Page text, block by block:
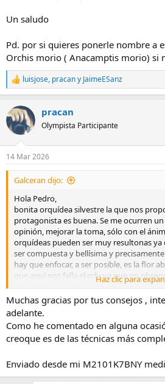
Un saludo
Pd. por si quieres ponerle nombre a
Orchis morio ( Anacamptis morio) si
R
e
c
c
i
e
s
luisjose, pracany JaimeESanz
pracan
Olympista Participante
14 Mar 2026
Galceran dijo:
Hola Pedro,
bonita orquídea silvestre la que nos
protagonista es buena. Se me ocurren
opinión, mejorar la toma, sólo con el
orquídeas pueden ser muy resultonas
ser compuesta y bellísima y
hay que enfocar, a ser posible, es la flor
que aquí nos falla el pdv ya que no
máximo esplendor ( las abiertas parece
derecha). El segundo punto importante
dicho alguna vez, es muy importante
elementos demasiado presentes como
derecha e izquierda despistan más que
el fondo sin esos elementos es muy
del primer plano para que la vista no se
un par de centímetros
Haz clic para
Muchas gracias por tus consejos ,
adelante.
Como he comentado en alguna
creoque es de las técnicas más
Enviado desde mi M2101K7BNY